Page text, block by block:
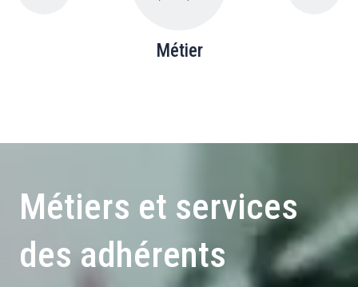
Métier
Métiers et services
des adhérents